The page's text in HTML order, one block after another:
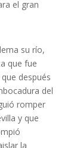
(el
le
otras
el gran
su río,
que fue
después
del